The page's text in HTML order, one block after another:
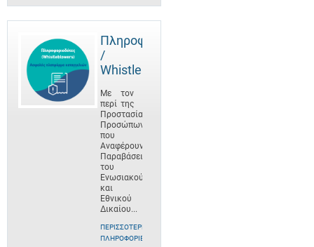
Πληροφοριοδότες
/
Whistleblowers
Με τον
περί της
Προστασίας
Προσώπων
που
Αναφέρουν
Παραβάσεις
του
Ενωσιακού
και
Εθνικού
Δικαίου...
ΠΕΡΙΣΣΌΤΕΡΕΣ
ΠΛΗΡΟΦΟΡΊΕΣ